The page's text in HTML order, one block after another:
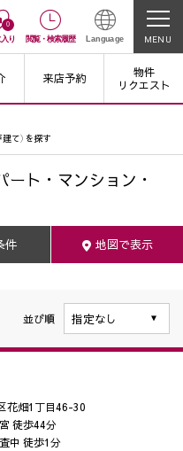
0
り 閲覧・ 検索履歴 Language MENU
来店予約
物件
リクエスト
て）を探す
件 地図で表示
ート・マンション・
並び順
花畑1丁目46-30
徒歩44分
中 徒歩1分